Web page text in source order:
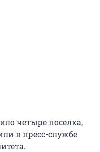
четыре поселка,
в пресс-службе